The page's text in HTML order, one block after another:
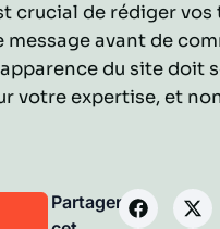
crucial de rédiger vos
avant de
du site doit
votre expertise, et
Partager